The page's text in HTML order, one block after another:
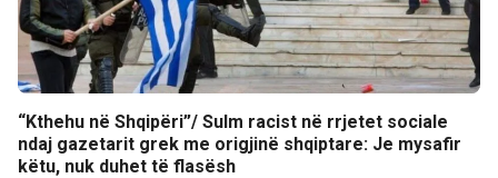
“Kthehu në Shqipëri”/ Sulm racist në rrjetet sociale
ndaj gazetarit grek me origjinë shqiptare: Je mysafir
këtu, nuk duhet të flasësh